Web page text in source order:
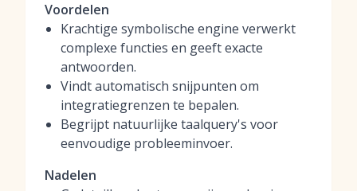
Voordelen
Krachtige symbolische engine verwerkt
complexe functies en geeft exacte
antwoorden.
Vindt automatisch snijpunten om
integratiegrenzen te bepalen.
Begrijpt natuurlijke taalquery's voor
eenvoudige probleeminvoer.
Nadelen